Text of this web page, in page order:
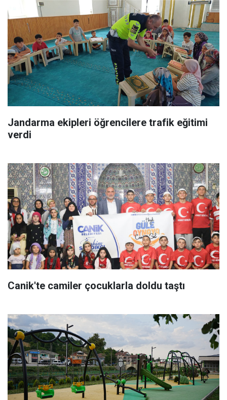
Jandarma ekipleri öğrencilere trafik eğitimi
verdi
Canik'te camiler çocuklarla doldu taştı